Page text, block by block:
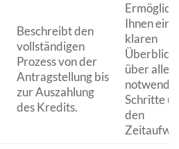
Beschreibt den
vollständigen
Prozess von der
Antragstellung bis
zur Auszahlung
des Kredits.
Ihnen
klaren
Überblick
über alle
Schritte
den